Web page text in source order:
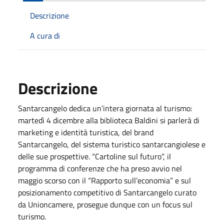
Descrizione
A cura di
Descrizione
Santarcangelo dedica un’intera giornata al turismo:
martedì 4 dicembre alla biblioteca Baldini si parlerà di
marketing e identità turistica, del brand
Santarcangelo, del sistema turistico santarcangiolese e
delle sue prospettive. “Cartoline sul futuro”, il
programma di conferenze che ha preso avvio nel
maggio scorso con il “Rapporto sull’economia” e sul
posizionamento competitivo di Santarcangelo curato
da Unioncamere, prosegue dunque con un focus sul
turismo.